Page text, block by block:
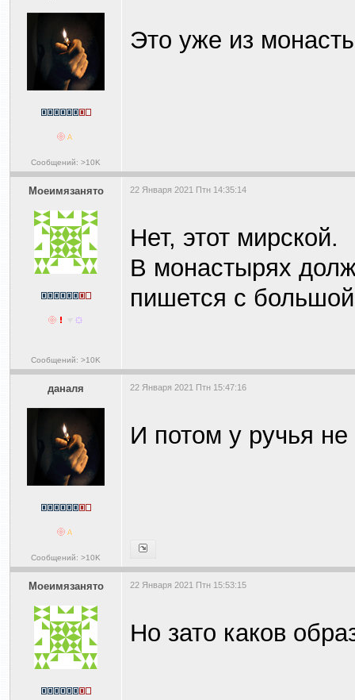
Сообщений: >10K
Это уже из
Моеимязанято
Сообщений: >10K
22 Января 2021 Птн 14:35:14
Нет, этот мирской.
В монастырях
пишется с
даналя
Сообщений: >10K
22 Января 2021 Птн 15:47:16
И потом у ручья
Моеимязанято 22 Января 2021 Птн 15:53:15
Но зато каков